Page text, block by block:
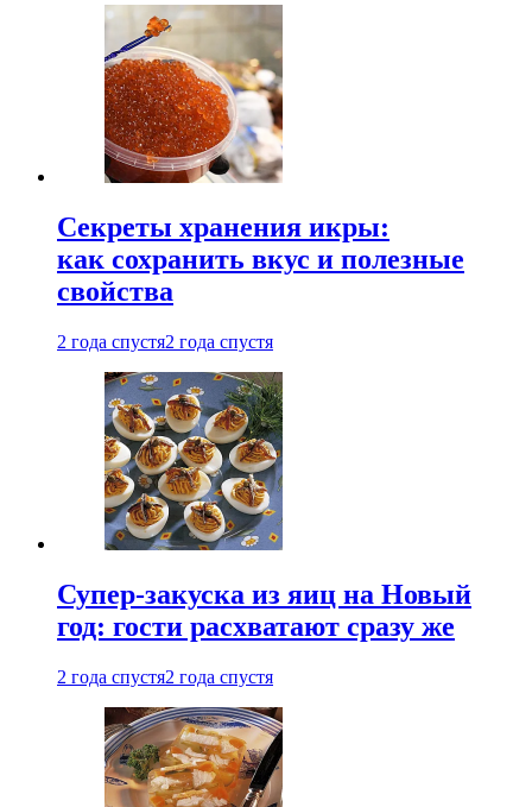
Секреты хранения икры:
как сохранить вкус и полезные
свойства
2 года спустя2 года спустя
Супер-закуска из яиц на Новый
год: гости расхватают сразу же
2 года спустя2 года спустя